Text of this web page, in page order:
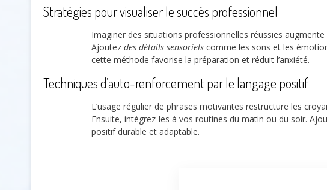
Stratégies pour visualiser le succès professionnel
Imaginer des situations professionnelles réussies
Ajoutez des détails sensoriels comme les sons et les
cette méthode favorise la préparation et réduit l’anxiété.
Techniques d’auto-renforcement par le langage positif
L’usage régulier de phrases motivantes restructure les
Ensuite, intégrez-les à vos routines du matin ou du soir.
positif durable et adaptable.